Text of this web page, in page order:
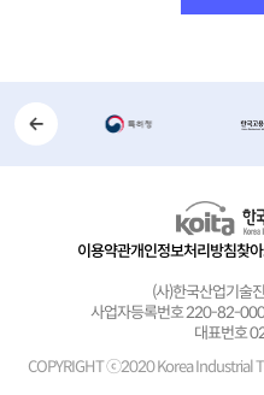
이용약관개인정보처리방침찾
(사)한국산업기술
사업자등록번호 220-82-
대표번호
COPYRIGHT ⓒ2020 Korea Industrial